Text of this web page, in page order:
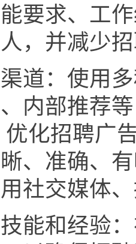
要求、工
，并减少
道：使用
内部推荐
化招聘广
、准确、
社交媒体
能和经验